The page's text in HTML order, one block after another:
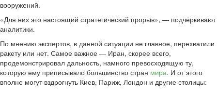
вооружений.
«Для них это настоящий стратегический прорыв», — подчёркивают
аналитики.
По мнению экспертов, в данной ситуации не главное, перехватили
ракету или нет. Самое важное — Иран, скорее всего,
продемонстрировал дальность, намного превосходящую ту,
которую ему приписывало большинство стран мира. И от этого
вполне могут вздрогнуть Киев, Париж, Лондон и другие столицы: